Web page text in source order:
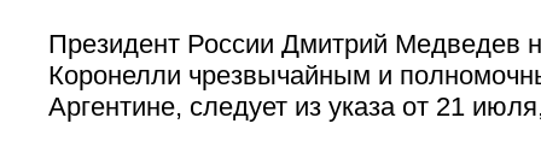
Президент России Дмитрий Медведев
Коронелли чрезвычайным и
Аргентине, следует из указа от 21